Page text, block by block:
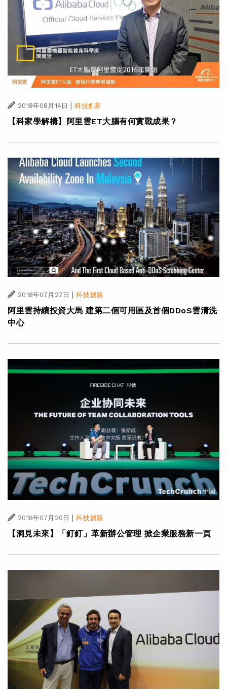
2018年08月14日 | 科技創新
【科家學解構】阿里雲ET大腦有何實戰成果？
2018年07月27日 | 科技創新
阿里雲持續投資大馬 建第二個可用區及首個DDoS雲清洗
中心
2018年07月20日 | 科技創新
【洞見未來】「釘釘」革新辦公管理 掀企業服務新一頁